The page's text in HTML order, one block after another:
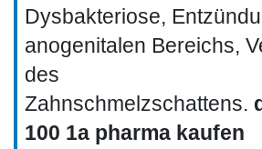
Dysbakteriose,
anogenitalen Bereichs,
des
Zahnschmelzschattens.
100 1a pharma kaufen